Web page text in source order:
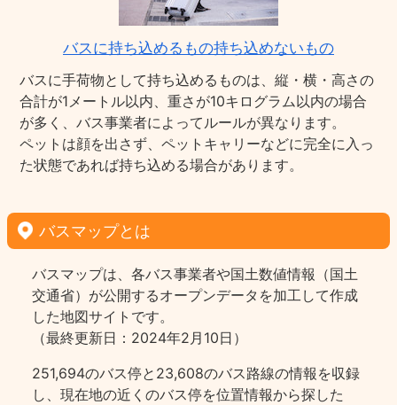
バスに持ち込めるもの持ち込めないもの
バスに手荷物として持ち込めるものは、縦・横・高さの
合計が1メートル以内、重さが10キログラム以内の場合
が多く、バス事業者によってルールが異なります。
ペットは顔を出さず、ペットキャリーなどに完全に入っ
た状態であれば持ち込める場合があります。
バスマップとは
バスマップは、各バス事業者や国土数値情報（国土
交通省）が公開するオープンデータを加工して作成
した地図サイトです。
（最終更新日：2024年2月10日）
251,694のバス停と23,608のバス路線の情報を収録
し、現在地の近くのバス停を位置情報から探した